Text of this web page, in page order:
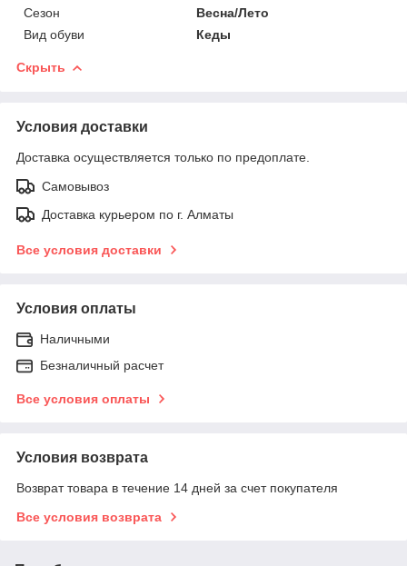
Сезон
Весна/Лето
Вид обуви
Кеды
Скрыть
Условия доставки
Доставка осуществляется только по предоплате.
Самовывоз
Доставка курьером по г. Алматы
Все условия доставки
Условия оплаты
Наличными
Безналичный расчет
Все условия оплаты
Условия возврата
Возврат товара в течение 14 дней за счет покупателя
Все условия возврата